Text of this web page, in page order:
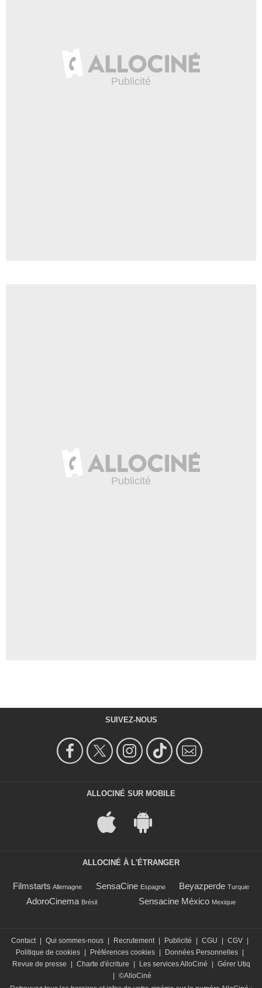
SUIVEZ-NOUS
ALLOCINÉ SUR MOBILE
ALLOCINÉ À L'ÉTRANGER
Filmstarts Allemagne SensaCine Espagne Beyazperde Turquie
AdoroCinema Brésil Sensacine México Mexique
Contact Qui sommes-nous Recrutement Publicité CGU CGV
Politique de cookies
Préférences cookies Données Personnelles
Revue de presse
Charte d'écriture Les services AlloCiné
Gérer Utiq
©AlloCiné